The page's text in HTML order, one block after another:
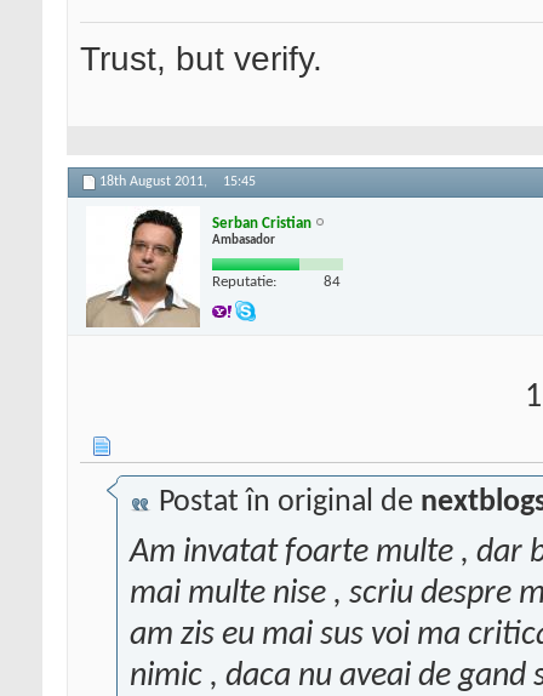
Trust, but verify.
18th August 2011, 15:45
Serban Cristian
Ambasador
Reputatie: 84
Postat în original de
Am invatat foarte multe , dar
mai multe nise , scriu despre
am zis eu mai sus voi ma
nimic , daca nu aveai de